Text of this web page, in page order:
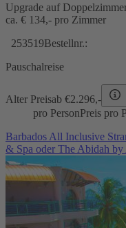
Upgrade auf
ca. € 134,- pro Zimmer
253519Bestellnr.:
Pauschalreise
Alter Preisab €2.296,-
pro PersonPreis pro
Barbados All Inclusive
& Spa oder The Abidah by